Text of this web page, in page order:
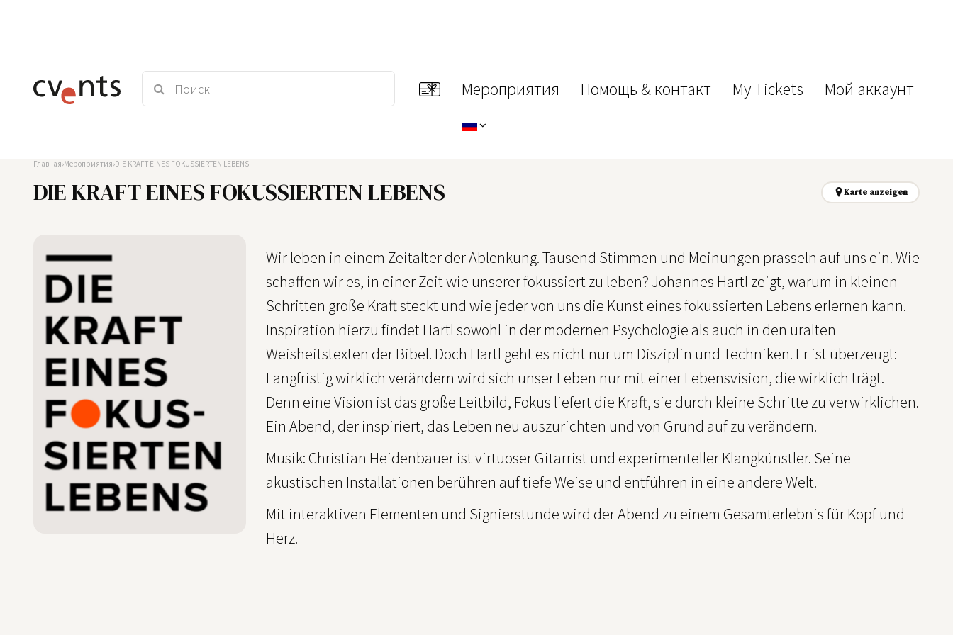
Мероприятия Помощь & контакт My Tickets Мой аккаунт
Главная Мероприятия DIE KRAFT EINES FOKUSSIERTEN LEBENS
DIE KRAFT EINES FOKUSSIERTEN LEBENS Karte anzeigen
Wir leben in einem Zeitalter der Ablenkung. Tausend Stimmen und Meinungen prasseln auf uns ein. Wie
schaffen wir es, in einer Zeit wie unserer fokussiert zu leben? Johannes Hartl zeigt, warum in kleinen
Schritten große Kraft steckt und wie jeder von uns die Kunst eines fokussierten Lebens erlernen kann.
Inspiration hierzu findet Hartl sowohl in der modernen Psychologie als auch in den uralten
Weisheitstexten der Bibel. Doch Hartl geht es nicht nur um Disziplin und Techniken. Er ist überzeugt:
Langfristig wirklich verändern wird sich unser Leben nur mit einer Lebensvision, die wirklich trägt.
Denn eine Vision ist das große Leitbild, Fokus liefert die Kraft, sie durch kleine Schritte zu verwirklichen.
Ein Abend, der inspiriert, das Leben neu auszurichten und von Grund auf zu verändern.
Musik: Christian Heidenbauer ist virtuoser Gitarrist und experimenteller Klangkünstler. Seine
akustischen Installationen berühren auf tiefe Weise und entführen in eine andere Welt.
Mit interaktiven Elementen und Signierstunde wird der Abend zu einem Gesamterlebnis für Kopf und
Herz.